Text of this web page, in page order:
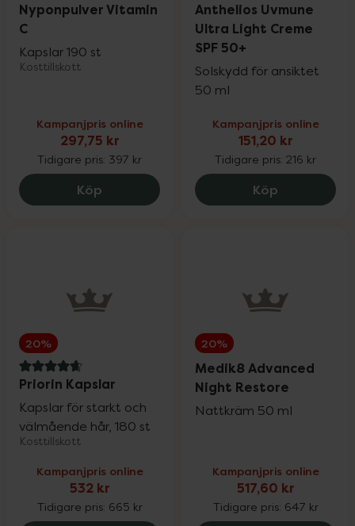
25%
20%
Trixie
Wartner
Wella Professionals
Wellibites
Wild
Vårt eget varumärke
Nyponpulver Vitamin
C
Kapslar 190 st
Kosttillskott
Kampanjpris online
297,75 kr
Tidigare pris: 397 kr
Köp Litomove Nyponpulver Vitamin C,
Anthelios Uvmune
Ultra Light Creme
SPF 50+
Solskydd för ansiktet
50 ml
Kampanjpris online
151,20 kr
Tidigare pris: 216 kr
Köp La Roche-
20%
4.7 av 5 i omdöme
Priorin Kapslar
Kapslar för starkt och
välmående hår, 180 st
Kosttillskott
Kampanjpris online
532 kr
Tidigare pris: 665 kr
20%
Medik8 Advanced
Night Restore
Nattkräm 50 ml
Kampanjpris online
517,60 kr
Tidigare pris: 647 kr